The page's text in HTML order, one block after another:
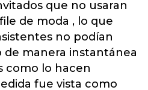
que no usaran
de moda , lo que
no podían
manera instantánea
como lo hacen
fue vista como